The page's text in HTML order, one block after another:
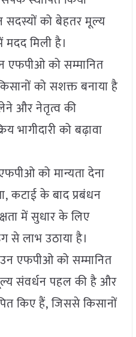
को बेहतर मूल्य
मिली है।
एफपीओ को सम्मानित
को सशक्त बनाया है
और नेतृत्व की
भागीदारी को बढ़ावा
एफपीओ को मान्यता देना
कटाई के बाद प्रबंधन
में सुधार के लिए
ढंग से लाभ उठाया है।
एफपीओ को सम्मानित
संवर्धन पहल की है और
किए हैं, जिससे किसानों